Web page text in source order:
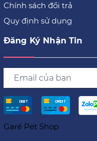
Chính sách đổi trả
Quy định sử dụng
Đăng Ký Nhận Tin
Garé Pet Shop